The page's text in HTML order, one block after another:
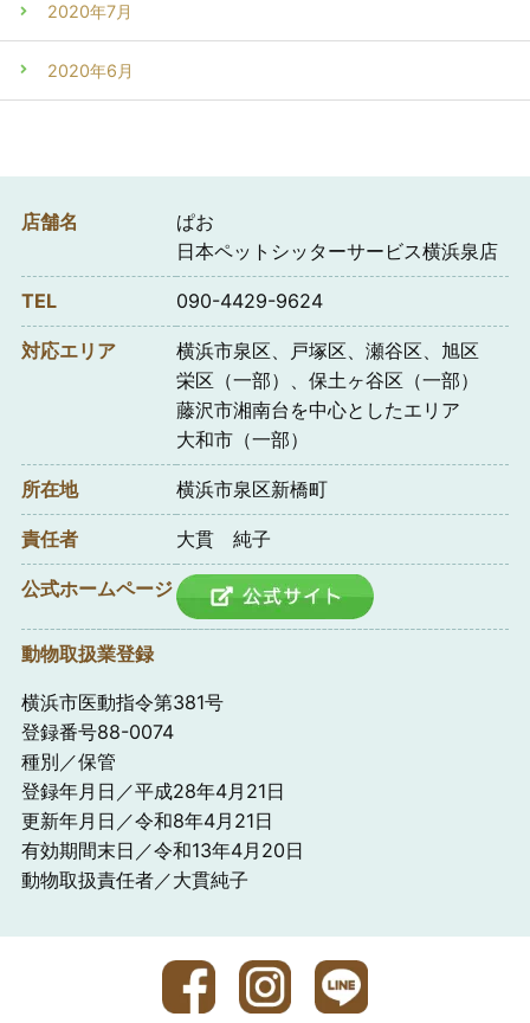
2020年7月
2020年6月
店舗名
ぱお
日本ペットシッターサービス横浜泉店
TEL 090-4429-9624
対応エリア
横浜市泉区、戸塚区、瀬谷区、旭区
栄区（一部）、保土ヶ谷区（一部）
藤沢市湘南台を中心としたエリア
大和市（一部）
所在地 横浜市泉区新橋町
責任者 大貫 純子
公式ホームページ
動物取扱業登録
横浜市医動指令第381号
登録番号88-0074
種別／保管
登録年月日／平成28年4月21日
更新年月日／令和8年4月21日
有効期間末日／令和13年4月20日
動物取扱責任者／大貫純子